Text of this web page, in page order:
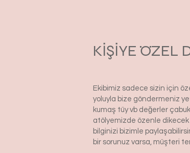
KİŞİYE ÖZEL
Ekibimiz sadece sizin için
yoluyla bize göndermeniz
kumaş tüy vb değerler
atölyemizde özenle dikecek
bilginizi bizimle
bir sorunuz varsa, müşteri